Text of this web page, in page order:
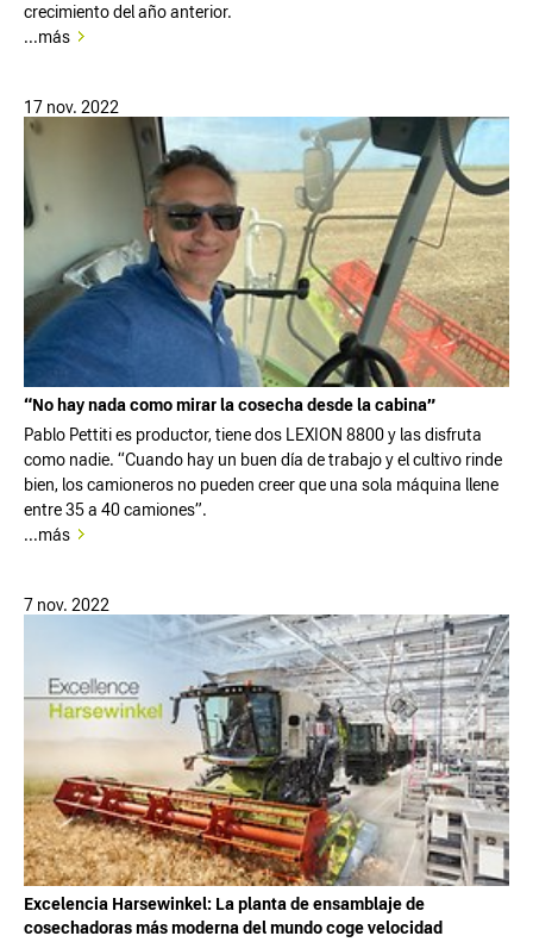
crecimiento del año anterior.
...más
17 nov. 2022
“No hay nada como mirar la cosecha desde la cabina”
Pablo Pettiti es productor, tiene dos LEXION 8800 y las disfruta
como nadie. “Cuando hay un buen día de trabajo y el cultivo rinde
bien, los camioneros no pueden creer que una sola máquina llene
entre 35 a 40 camiones”.
...más
7 nov. 2022
Excelencia Harsewinkel: La planta de ensamblaje de
cosechadoras más moderna del mundo coge velocidad